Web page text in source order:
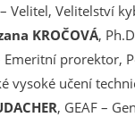
– Velitel, Velitelství
KROČOVÁ,
Emeritní prorektor,
vysoké učení
, GEAF –